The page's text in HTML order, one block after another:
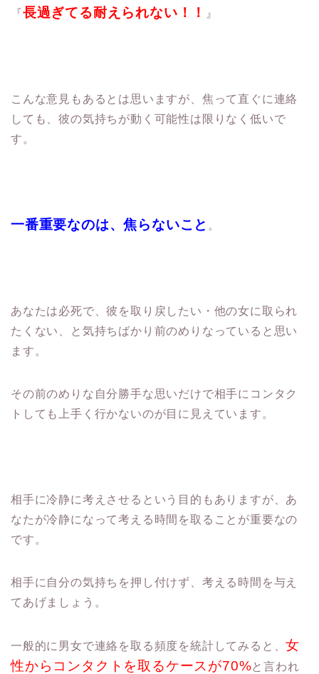
『長過ぎてる耐えられない！！ 』
こんな意見もあるとは思いますが、焦って直ぐに連絡
しても、彼の気持ちが動く可能性は限りなく低いで
す。
一番重要なのは、焦らないこと 。
あなたは必死で、彼を取り戻したい・他の女に取られ
たくない、
と気持ちばかり前のめりなっていると思い
ます。
その前のめりな自分勝手な思いだけで相手にコンタク
トしても上手 く行かないのが目に見えています。
相手に冷静に考えさせるという目的もありますが、 あ
なたが冷静になって考える時間を取ることが重要なの
です。
相手に自分の気持ちを押し付けず、 考える時間を与え
てあげましょう。
一般的に男女で連絡を取る頻度を統計してみると、女
性からコンタク トを取るケースが70%と言われ